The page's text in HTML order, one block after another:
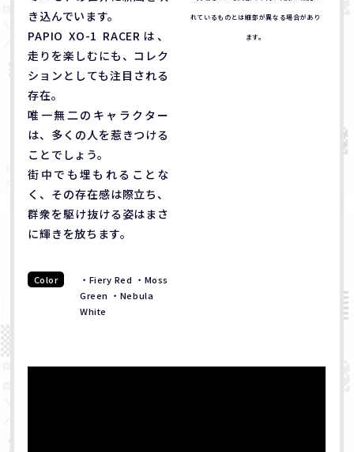
き込んでいます。
PAPIO XO-1 RACERは、
走りを楽しむにも、コレク
ションとしても注目される
存在。
唯一無二のキャラクター
は、多くの人を惹きつける
ことでしょう。
街中でも埋もれることな
く、その存在感は際立ち、
群衆を駆け抜ける姿はまさ
に輝きを放ちます。
Color
・Fiery Red ・Moss
Green ・Nebula
White
れているものとは細部が異なる場合があり
ます。